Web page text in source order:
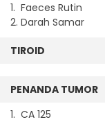
1. Faeces Rutin
2. Darah Samar
TIROID
PENANDA TUMOR
1. CA 125